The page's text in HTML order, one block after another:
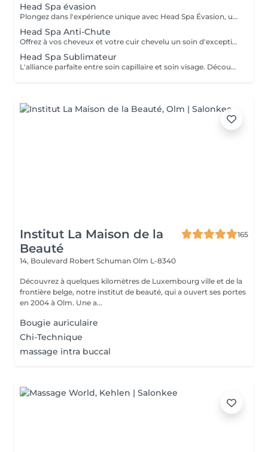
Head Spa évasion
Plongez dans l'expérience unique avec Head Spa Évasion, un soin dédié exclusivement à votre cuir chevelu. Ce rituel express est idéal pour découvrir les bienfaits du Head Spa, alliant relaxation profonde et stimulation du cuir chevelu. Un Moment Pour Vous Évader - Nettoyage en profondeur: Élimination des impuretés pour un cuir chevelu purifié. - Massage ciblé: Une gestuelle relaxante qui stimule la microcirculation et soulage les tensions. - Hydratation et soin: Des produits adaptés pour nourrir et revitaliser votre cuir chevelu. Un sèche cheveux et des brosses sont mis à votre disposition pour que vous ne repartiez pas avec la tête mouillée.
Head Spa Anti-Chute
Offrez à vos cheveux et votre cuir chevelu un soin d'exception avec notre Head Spa Anti-chute, utilisant les produits haut de gamme NANNIC. Ce traitement innovant a été conçu pour prévenir la chute des cheveux, favoriser leur repousse et renforcer leur santé globale. Les Bienfaits des Produits NANNIC Les soins NANNIC sont formulés avec des complexes innovants et des ingrédients naturels tels que: - Peptides bioactifs: stimulent la croissance et renforcent les racines. - Extraits végétaux: Apaisent et rééquilibrent le cuir chevelu. - Technologie NBE: Optimise la pénétration des actifs pour des résultats visible dès les premières séances. Afin de prolonger les bienfaits à la maison, bénéficiez d'une réduction de 15% sur la gamme capillaire ainsi que les trousses au format voyage et/ou découverte. Un sèche cheveux et des brosses sont mis à votre disposition pour que vous ne repartiez pas avec la tête mouillée
Head Spa Sublimateur
L'alliance parfaite entre soin capillaire et soin visage. Découvrez notre nouveau Head Spa Sublimateur qui marie le meilleur des soins capillaires et des soins visage pour une expérience de bien-être et de beauté complète. Conçu pour sublimer vos cheveux tout en revitalisant votre peau, ce soin est une véritable parenthèse de détente et de régénération. En Quoi Consiste ce soin ? Le Head Spa Sublimateur est un protocole unique qui agit en profondeur sur vos cheveux, votre cuir chevelu et votre visage: - Soin Capillaire Personnalisé: Nettoyage, massage et application de soins adaptés pour purifier le cuir chevelu, renforcer la fibre capillaire et sublimer vos cheveux. - Rituel visage: Un soin ciblé pour hydrater, apaiser et illuminer la peau, en utilisant des produits premium et techniques expertes. - Massage Relaxant: Une gestuelle douce et enveloppante pour une détente absolue, favorisant la circulation et l'oxygénation des tissus. Les Bienfaits - Pour vos cheveux: Un cuir chevelu purifié, des cheveux plus brillants, plus doux et revitalisés en profondeur. - Pour votre peau: Un teint éclatant, une peau repulpée et nourrie, visiblement apaisée. - Pour votre Bien-être: Une relaxation totale et un moment de lâcher-prise unique. Un moment d'exception pour sublimer votre beauté naturelle Un sèche cheveux et des brosses sont mis à votre disposition pour que vous ne repartiez pas avec la tête mouillée
Institut La Maison de la
Beauté
165
14, Boulevard Robert Schuman Olm L-8340
Découvrez à quelques kilomètres de Luxembourg ville et de la
frontière belge, notre institut de beauté, qui a ouvert ses portes
en 2004 à Olm. Une a...
Bougie auriculaire
Chi-Technique
massage intra buccal